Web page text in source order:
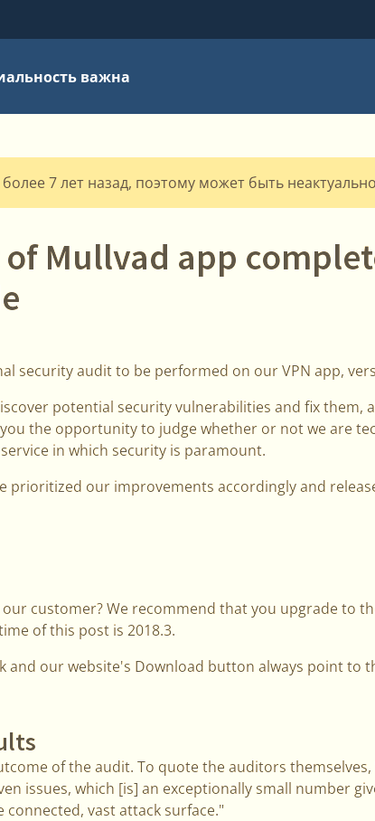
важна
7 лет назад, поэтому может быть
Mullvad app
security audit to be performed on our VPN app,
potential security vulnerabilities and fix them,
the opportunity to judge whether or not we are
in which security is paramount.
prioritized our improvements accordingly and
customer? We recommend that you upgrade to
of this post is 2018.3.
and our website's Download button always point to
of the audit. To quote the auditors
issues, which [is] an exceptionally small number
vast attack surface."